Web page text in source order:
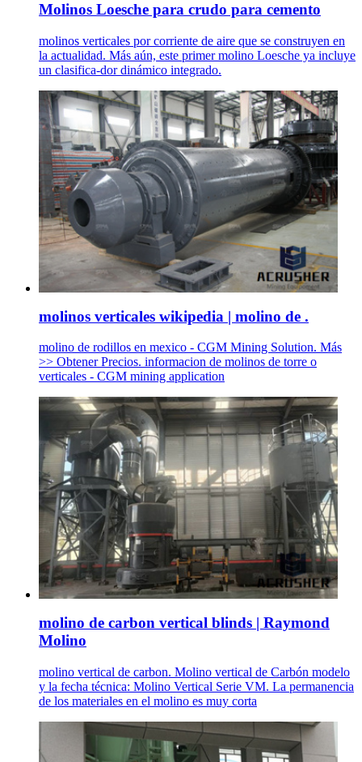
Molinos Loesche para crudo para cemento
molinos verticales por corriente de aire que se construyen en
la actualidad. Más aún, este primer molino Loesche ya incluye
un clasifica-dor dinámico integrado.
molinos verticales wikipedia | molino de .
molino de rodillos en mexico - CGM Mining Solution. Más
>> Obtener Precios. informacion de molinos de torre o
verticales - CGM mining application
molino de carbon vertical blinds | Raymond
Molino
molino vertical de carbon. Molino vertical de Carbón modelo
y la fecha técnica: Molino Vertical Serie VM. La permanencia
de los materiales en el molino es muy corta